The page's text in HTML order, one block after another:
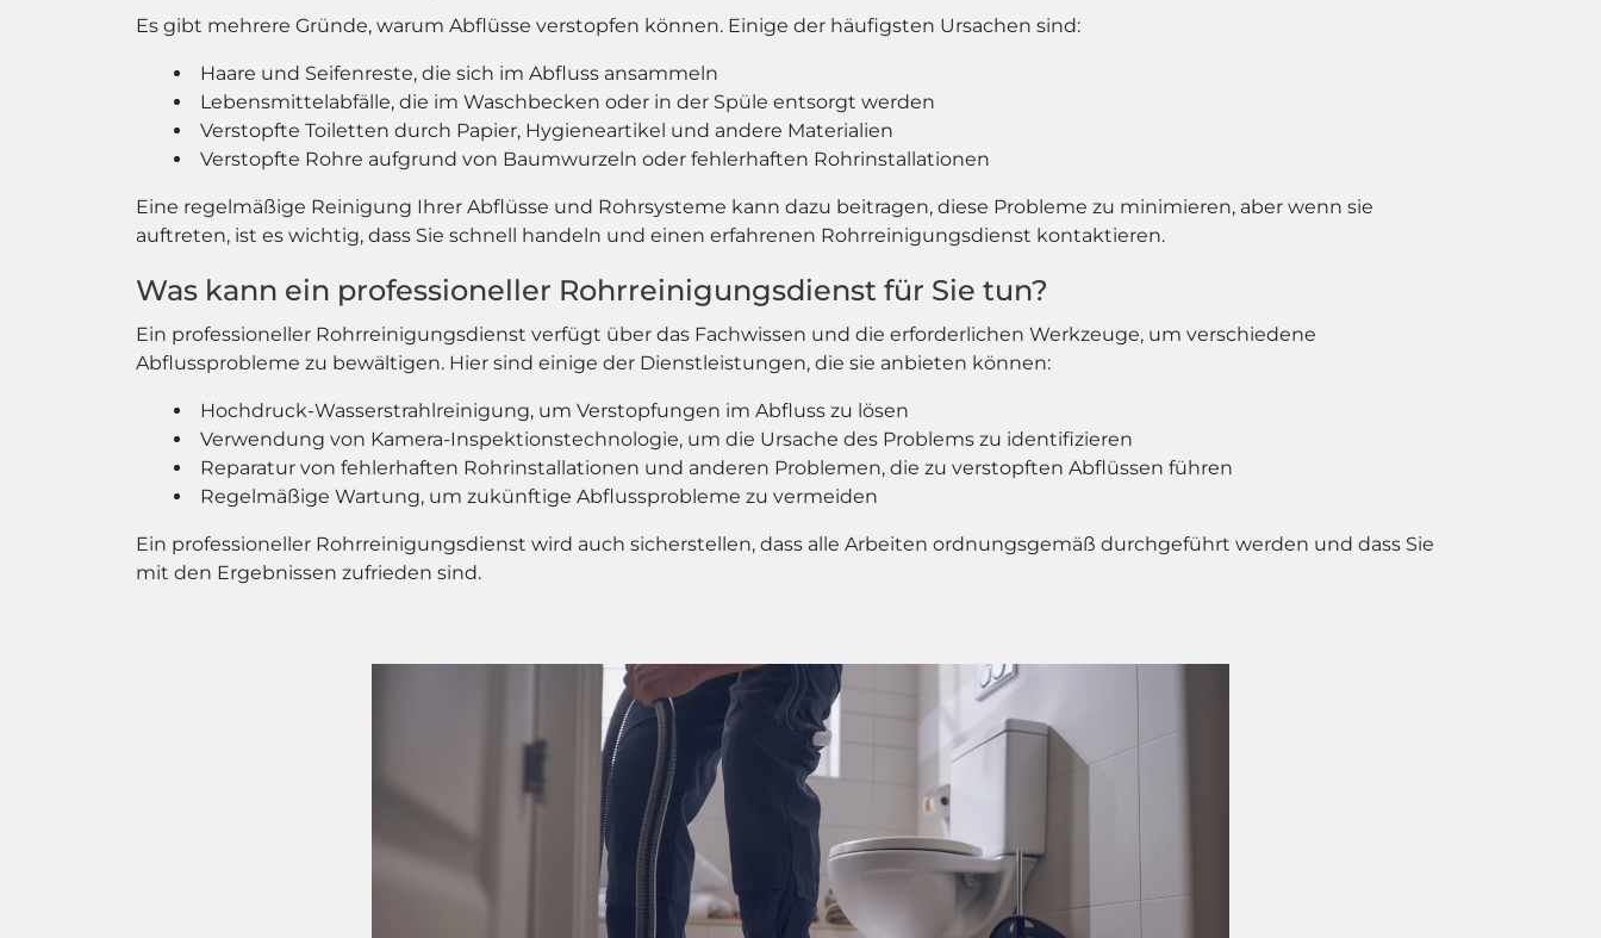
Es gibt mehrere Gründe, warum Abflüsse verstopfen können. Einige der häufigsten Ursachen sind:
Haare und Seifenreste, die sich im Abfluss ansammeln
Lebensmittelabfälle, die im Waschbecken oder in der Spüle entsorgt werden
Verstopfte Toiletten durch Papier, Hygieneartikel und andere Materialien
Verstopfte Rohre aufgrund von Baumwurzeln oder fehlerhaften Rohrinstallationen
Eine regelmäßige Reinigung Ihrer Abflüsse und Rohrsysteme kann dazu beitragen, diese Probleme zu minimieren, aber wenn sie
auftreten, ist es wichtig, dass Sie schnell handeln und einen erfahrenen Rohrreinigungsdienst kontaktieren.
Was kann ein professioneller Rohrreinigungsdienst für Sie tun?
Ein professioneller Rohrreinigungsdienst verfügt über das Fachwissen und die erforderlichen Werkzeuge, um verschiedene
Abflussprobleme zu bewältigen. Hier sind einige der Dienstleistungen, die sie anbieten können:
Hochdruck-Wasserstrahlreinigung, um Verstopfungen im Abfluss zu lösen
Verwendung von Kamera-Inspektionstechnologie, um die Ursache des Problems zu identifizieren
Reparatur von fehlerhaften Rohrinstallationen und anderen Problemen, die zu verstopften Abflüssen führen
Regelmäßige Wartung, um zukünftige Abflussprobleme zu vermeiden
Ein professioneller Rohrreinigungsdienst wird auch sicherstellen, dass alle Arbeiten ordnungsgemäß durchgeführt werden und dass Sie
mit den Ergebnissen zufrieden sind.